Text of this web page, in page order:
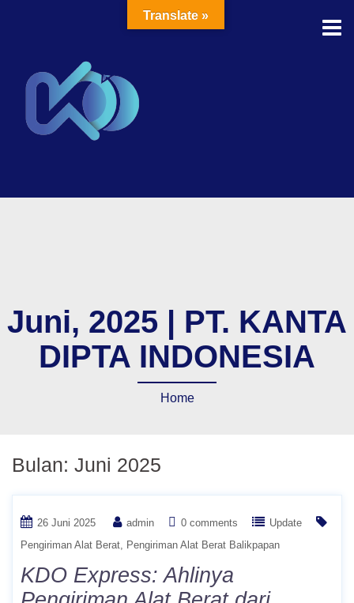
Juni, 2025 | PT. KANTA
DIPTA INDONESIA
Home
Bulan: Juni 2025
26 Juni 2025 admin 0 comments
Update
Pengiriman Alat Berat
Pengiriman Alat Berat Balikpapan
KDO Express: Ahlinya
Translate »